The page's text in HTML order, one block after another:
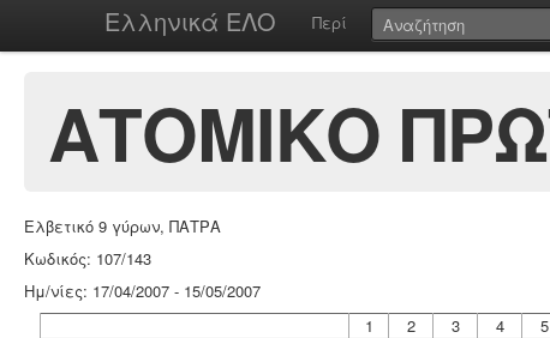
Ελληνικά ΕΛΟ Περί
ΑΤΟΜΙΚΟ
Ελβετικό 9 γύρων, ΠΑΤΡΑ
Κωδικός: 107/143
Ημ/νίες: 17/04/2007 - 15/05/2007
1
2 3 4 5